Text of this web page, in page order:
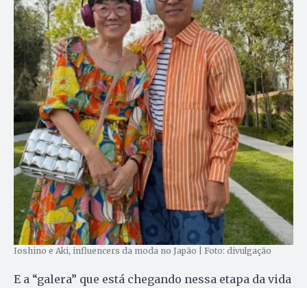
Ioshino e Aki, influencers da moda no Japão | Foto: divulgação
E a “galera” que está chegando nessa etapa da vida